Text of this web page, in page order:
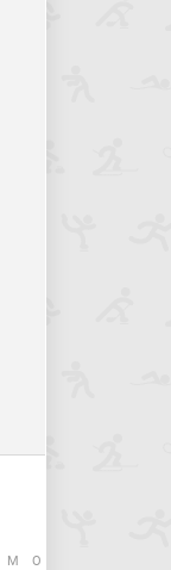
М О